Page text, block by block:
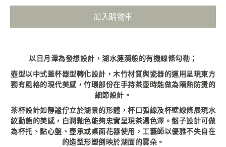
加入購物車
以日月潭為發想設計，湖水漣漪般的有機線條勾勒；
壺型以中式蓋杯器型轉化設計，木竹材質與瓷器的運用呈現東方
獨有風格的現代美感，竹環部份在手持茶壺時能做為隔熱防燙的
細節設計。
茶杯設計如靜謐佇立於湖景的形體，杯口弧線及杯壁線條展現水
紋動態的美感，白潤釉色能夠忠實呈現茶湯色澤。盤子設計可做
為杯托、點心盤、壺承或桌面花器使用，工藝師以優雅不失自在
的造型形塑倒映於湖面的雲朵。